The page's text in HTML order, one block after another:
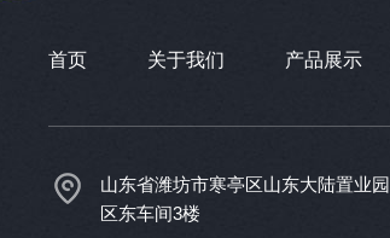
首页 关于我们 产品展示
山东省潍坊市寒亭区山东大陆置业园
区东车间3楼